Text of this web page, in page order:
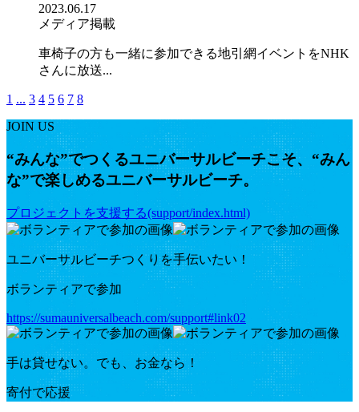
2023.06.17
メディア掲載
車椅子の方も一緒に参加できる地引網イベントをNHK
さんに放送...
1 ... 3 4 5 6 7 8
JOIN US
“みんな”でつくるユニバーサルビーチこそ、“みん
な”で楽しめるユニバーサルビーチ。
プロジェクトを支援する(support/index.html)
ユニバーサルビーチつくりを手伝いたい！
ボランティアで参加
https://sumauniversalbeach.com/support#link02
手は貸せない。でも、お金なら！
寄付で応援